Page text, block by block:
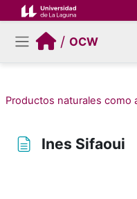
Salta al contenido principal
Panel lateral
/OCW
Ines Sifaoui